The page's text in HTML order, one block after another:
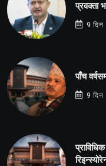
प्रवक्ता
9 दिन
पाँच
9 दिन